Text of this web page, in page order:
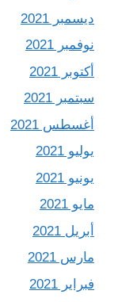
ديسمبر 2021
نوفمبر 2021
أكتوبر 2021
سبتمبر 2021
أغسطس 2021
يوليو 2021
يونيو 2021
مايو 2021
أبريل 2021
مارس 2021
فبراير 2021